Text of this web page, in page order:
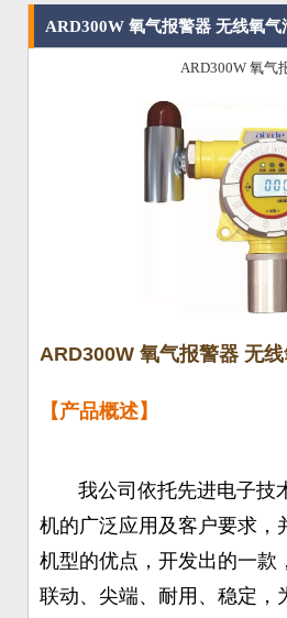
ARD300W 氧气报警器 无线氧气
ARD300W 氧气
ARD300W 氧气报警器 无
【产品概述】
我公司依托先进电子技
机的广泛应用及客户要求，
机型的优点，开发出的一款
联动、尖端、耐用、稳定，